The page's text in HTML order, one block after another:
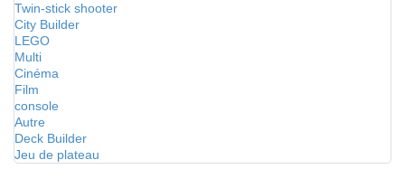
Twin-stick shooter
City Builder
LEGO
Multi
Cinéma
Film
console
Autre
Deck Builder
Jeu de plateau